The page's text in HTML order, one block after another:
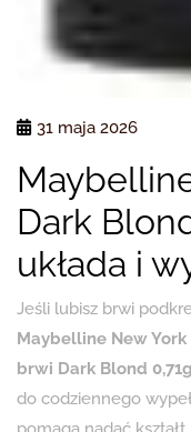
31 maja 2026
Dark
układa i
Jeśli lubisz brwi
Maybelline New
brwi Dark Blond 0,71g
do codziennego